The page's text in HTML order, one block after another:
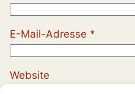
E-Mail-Adresse *
Website